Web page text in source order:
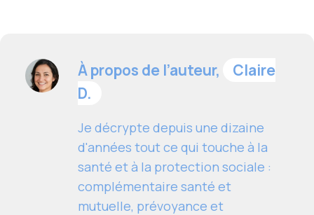
À propos de l’auteur,
Claire
D.
Je décrypte depuis une dizaine
d'années tout ce qui touche à la
santé et à la protection sociale :
complémentaire santé et
mutuelle, prévoyance et